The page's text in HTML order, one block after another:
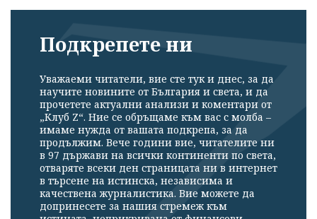
Успешно
излязохте от
профила си!
Подкрепете ни
Уважаеми читатели, вие сте тук и днес, за да
научите новините от България и света, и да
прочетете актуални анализи и коментари от
„Клуб Z“. Ние се обръщаме към вас с молба –
имаме нужда от вашата подкрепа, за да
продължим. Вече години вие, читателите ни
в 97 държави на всички континенти по света,
отваряте всеки ден страницата ни в интернет
в търсене на истинска, независима и
качествена журналистика. Вие можете да
допринесете за нашия стремеж към